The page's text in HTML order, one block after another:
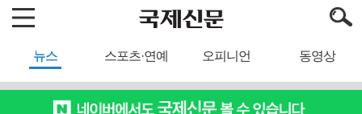
뉴스 스포츠·연예 오피니언 동영상